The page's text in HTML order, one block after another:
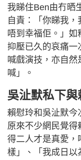
我睇住Ben由冇晒
自責：「你睇我
唔到幸福佢。」
抑壓已久的哀痛
喊戲演技，亦自
喊」。
吳沚默私下
賴慰玲和吳沚默今
原來不少網民覺得
得二人才是真愛，
樣」、「我成日以